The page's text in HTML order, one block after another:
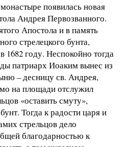
появилась новая
Андрея Первозванного.
Апостола и в память
стрелецкого бунта,
1682 году. Неспокойно тогда
патриарх Иоаким вынес из
– десницу св. Андрея,
на площади отслужил
«оставить смуту»,
Тогда к радости царя и
стрельцов дело
благодарностью к